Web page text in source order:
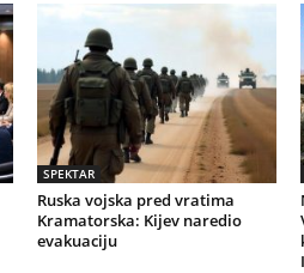
SPEKTAR
Ruska vojska pred vratima
Kramatorska: Kijev naredio
evakuaciju